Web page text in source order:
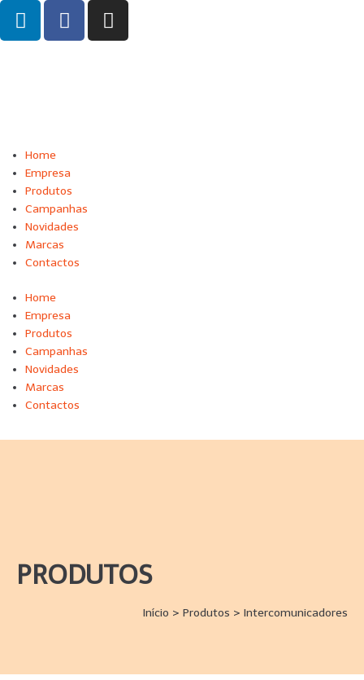
Home
Empresa
Produtos
Campanhas
Novidades
Marcas
Contactos
Home
Empresa
Produtos
Campanhas
Novidades
Marcas
Contactos
PRODUTOS
Início > Produtos > Intercomunicadores